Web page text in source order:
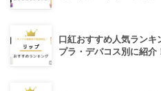
口紅おすすめ人気ラン
プラ・デパコス別に紹介